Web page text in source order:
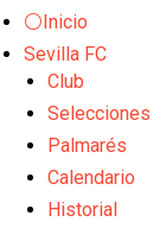
Los posibles
marcha de
Alberto Flores,
jugador del
El Granada
Flores
⚪Inicio
Sevilla FC
Club
Selecciones
Palmarés
Calendario
Historial